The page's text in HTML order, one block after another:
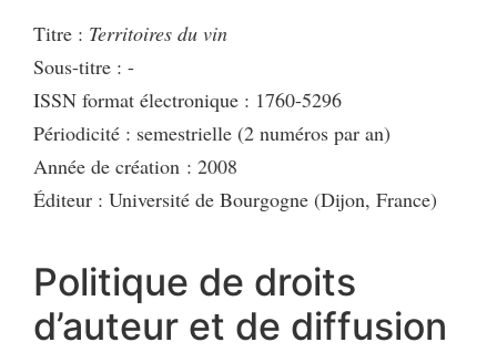
Titre : Territoires du vin
Sous-titre : -
ISSN format électronique : 1760-5296
Périodicité : semestrielle (2 numéros par an)
Année de création : 2008
Éditeur : Université de Bourgogne (Dijon, France)
Politique de droits
d’auteur et de diffusion